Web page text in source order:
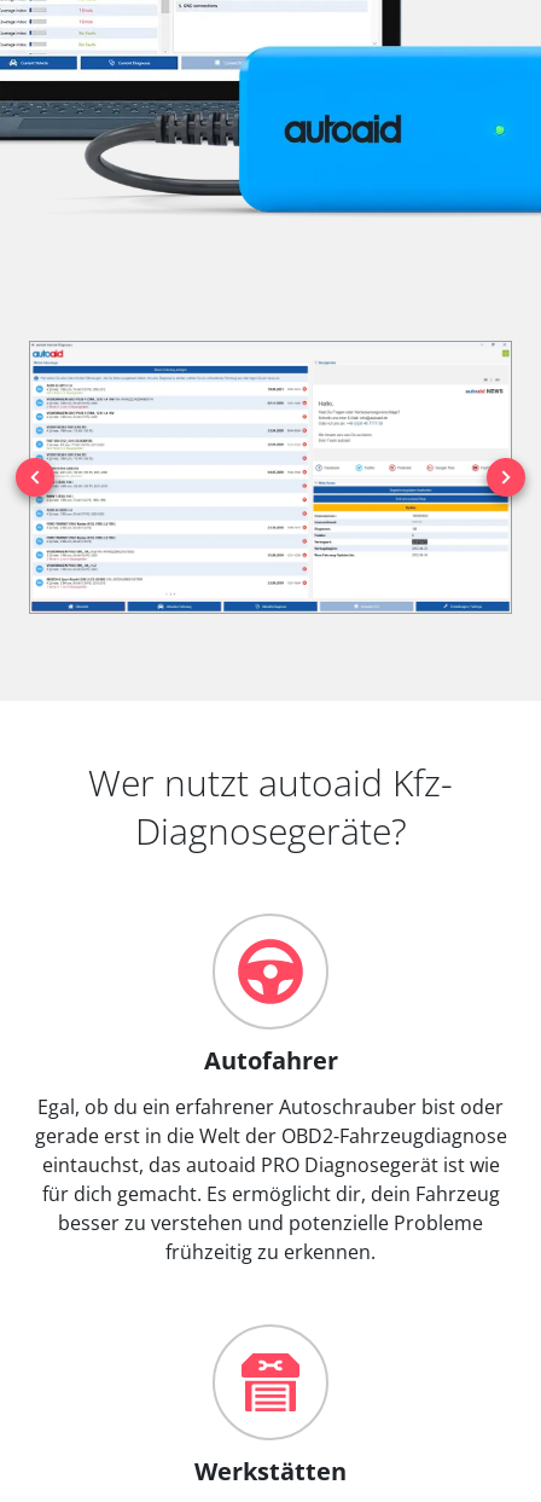
Wer nutzt autoaid Kfz-
Diagnosegeräte?
Autofahrer
Egal, ob du ein erfahrener Autoschrauber bist oder
gerade erst in die Welt der OBD2-Fahrzeugdiagnose
eintauchst, das autoaid PRO Diagnosegerät ist wie
für dich gemacht. Es ermöglicht dir, dein Fahrzeug
besser zu verstehen und potenzielle Probleme
frühzeitig zu erkennen.
Werkstätten